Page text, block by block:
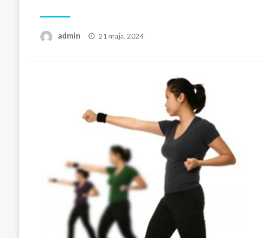
admin
Opublikowane
21 maja, 2024